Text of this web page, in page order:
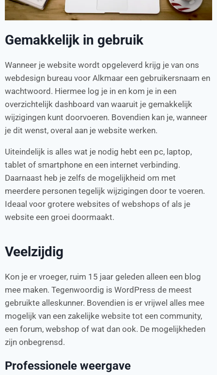
Gemakkelijk in gebruik
Wanneer je website wordt opgeleverd krijg je van ons
webdesign bureau voor Alkmaar een gebruikersnaam en
wachtwoord. Hiermee log je in en kom je in een
overzichtelijk dashboard van waaruit je gemakkelijk
wijzigingen kunt doorvoeren. Bovendien kan je, wanneer
je dit wenst, overal aan je website werken.
Uiteindelijk is alles wat je nodig hebt een pc, laptop,
tablet of smartphone en een internet verbinding.
Daarnaast heb je zelfs de mogelijkheid om met
meerdere personen tegelijk wijzigingen door te voeren.
Ideaal voor grotere websites of webshops of als je
website een groei doormaakt.
Veelzijdig
Kon je er vroeger, ruim 15 jaar geleden alleen een blog
mee maken. Tegenwoordig is WordPress de meest
gebruikte alleskunner. Bovendien is er vrijwel alles mee
mogelijk van een zakelijke website tot een community,
een forum, webshop of wat dan ook. De mogelijkheden
zijn onbegrensd.
Professionele weergave